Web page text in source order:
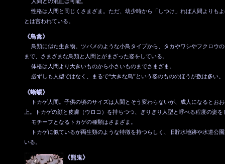
性格は人間と同じくさまざま。ただ、幼少時から「しつけ」れば人間よりもよ
とは言われている。
《鳥禽》
鳥類に似た生き物。ツバメのような小鳥タイプから、タカやワシやフクロウ
まで、さまざまな鳥類と人間とがまざった姿をしている。
体格は人間より大きいものから小さいものまでさまざま。
必ずしも人型ではなく、まるで“大きな鳥”という姿のもののほうが数は多い。
《蜥蜴》
トカゲ人間。子供の頃のサイズは人間とそう変わらないが、成人になるとお
上。トカゲの顔と皮膚（ウロコ）を持ちつつ、ぎりぎり人型と呼べる程度の姿を
モチーフとなるトカゲの種類はさまざま。
トカゲに似ているが両生類のような特徴を持つらしく、旧貯水地跡や水道公
いる。
《熊鬼》